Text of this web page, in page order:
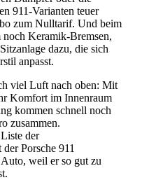
911-Varianten teuer
zum Nulltarif. Und beim
noch Keramik-Bremsen,
dazu, die sich
anpasst.
viel Luft nach oben: Mit
Komfort im Innenraum
kommen schnell noch
zusammen.
der
Porsche 911
weil er so gut zu